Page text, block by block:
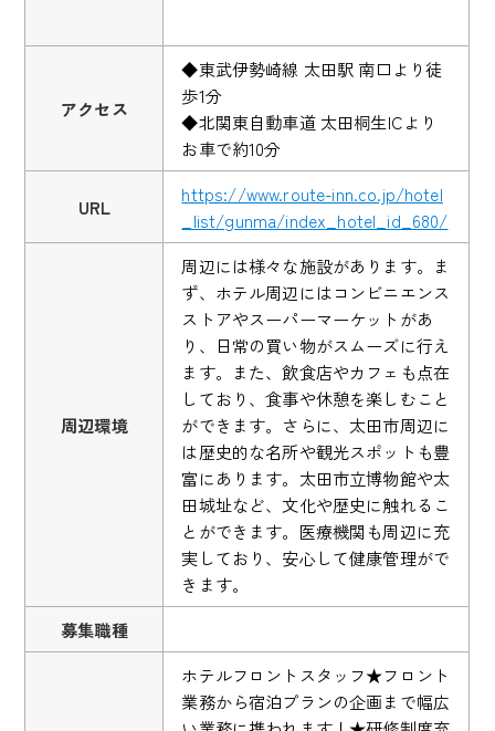
アクセス
◆東武伊勢崎線 太田駅 南口より徒
歩1分
◆北関東自動車道 太田桐生ICより
お車で約10分
URL
https://www.route-inn.co.jp/hotel
_list/gunma/index_hotel_id_680/
周辺環境
周辺には様々な施設があります。ま
ず、ホテル周辺にはコンビニエンス
ストアやスーパーマーケットがあ
り、日常の買い物がスムーズに行え
ます。また、飲食店やカフェも点在
しており、食事や休憩を楽しむこと
ができます。さらに、太田市周辺に
は歴史的な名所や観光スポットも豊
富にあります。太田市立博物館や太
田城址など、文化や歴史に触れるこ
とができます。医療機関も周辺に充
実しており、安心して健康管理がで
きます。
募集職種
ホテルフロントスタッフ★フロント
業務から宿泊プランの企画まで幅広